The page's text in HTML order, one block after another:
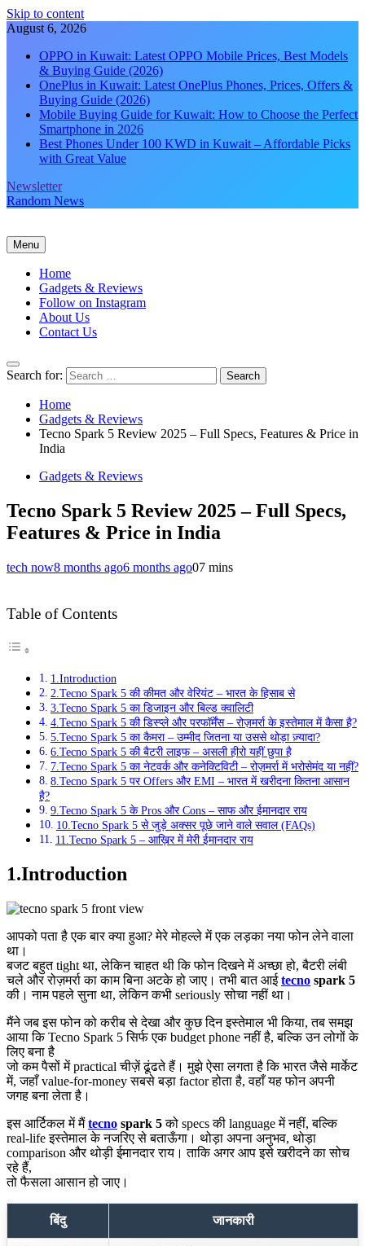
Skip to content
August 6, 2026
OPPO in Kuwait: Latest OPPO Mobile Prices, Best Models
& Buying Guide (2026)
OnePlus in Kuwait: Latest OnePlus Phones, Prices, Offers &
Buying Guide (2026)
Mobile Buying Guide for Kuwait: How to Choose the Perfect
Smartphone in 2026
Best Phones Under 100 KWD in Kuwait – Affordable Picks
with Great Value
Newsletter
Random News
Menu
Home
Gadgets & Reviews
Follow on Instagram
About Us
Contact Us
Search for:
Home
Gadgets & Reviews
Tecno Spark 5 Review 2025 – Full Specs, Features & Price in
India
Gadgets & Reviews
Tecno Spark 5 Review 2025 – Full Specs,
Features & Price in India
tech now8 months ago6 months ago07 mins
Table of Contents
1.Introduction
2.Tecno Spark 5 की कीमत और वेरियंट – भारत के हिसाब से
3.Tecno Spark 5 का डिजाइन और बिल्ड क्वालिटी
4.Tecno Spark 5 की डिस्प्ले और परफॉर्मेंस – रोज़मर्रा के इस्तेमाल में कैसा है?
5.Tecno Spark 5 का कैमरा – उम्मीद जितना या उससे थोड़ा ज़्यादा?
6.Tecno Spark 5 की बैटरी लाइफ – असली हीरो यहीं छुपा है
7.Tecno Spark 5 का नेटवर्क और कनेक्टिविटी – रोज़मर्रा में भरोसेमंद या नहीं?
8.Tecno Spark 5 पर Offers और EMI – भारत में खरीदना कितना आसान
है?
9.Tecno Spark 5 के Pros और Cons – साफ और ईमानदार राय
10.Tecno Spark 5 से जुड़े अक्सर पूछे जाने वाले सवाल (FAQs)
11.Tecno Spark 5 – आख़िर में मेरी ईमानदार राय
1.Introduction
आपको पता है एक बार क्या हुआ? मेरे मोहल्ले में एक लड़का नया फोन लेने वाला
था।
बजट बहुत tight था, लेकिन चाहत थी कि फोन दिखने में अच्छा हो, बैटरी लंबी
चले और रोज़मर्रा का काम बिना अटके हो जाए। तभी बात आईtecno spark 5
की। नाम पहले सुना था, लेकिन कभी seriously सोचा नहीं था।
मैंने जब इस फोन को करीब से देखा और कुछ दिन इस्तेमाल भी किया, तब समझ
आया कि Tecno Spark 5 सिर्फ एक budget phone नहीं है, बल्कि उन लोगों के
लिए बना है
जो कम पैसों में practical चीज़ें ढूंढते हैं। मुझे ऐसा लगता है कि भारत जैसे मार्केट
में, जहाँ value-for-money सबसे बड़ा factor होता है, वहाँ यह फोन अपनी
जगह बना लेता है।
इस आर्टिकल में मैंtecno spark 5को specs की language में नहीं, बल्कि
real-life इस्तेमाल के नजरिए से बताऊँगा। थोड़ा अपना अनुभव, थोड़ा
comparison और थोड़ी ईमानदार राय। ताकि अगर आप इसे खरीदने का सोच
रहे हैं,
तो फैसला आसान हो जाए।
बिंदु जानकारी